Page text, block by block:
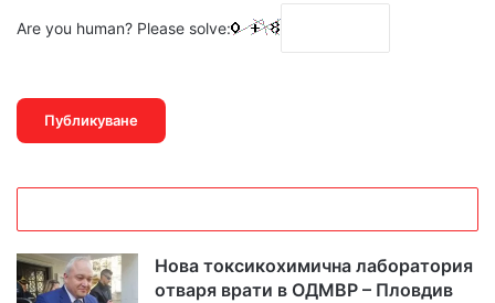
Are you human? Please solve:
Нова токсикохимична лаборатория
отваря врати в ОДМВР – Пловдив